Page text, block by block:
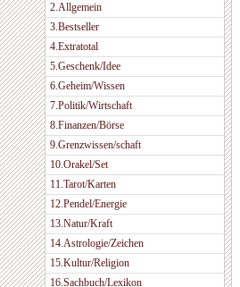
2.Allgemein
3.Bestseller
4.Extratotal
5.Geschenk/Idee
6.Geheim/Wissen
7.Politik/Wirtschaft
8.Finanzen/Börse
9.Grenzwissen/schaft
10.Orakel/Set
11.Tarot/Karten
12.Pendel/Energie
13.Natur/Kraft
14.Astrologie/Zeichen
15.Kultur/Religion
16.Sachbuch/Lexikon